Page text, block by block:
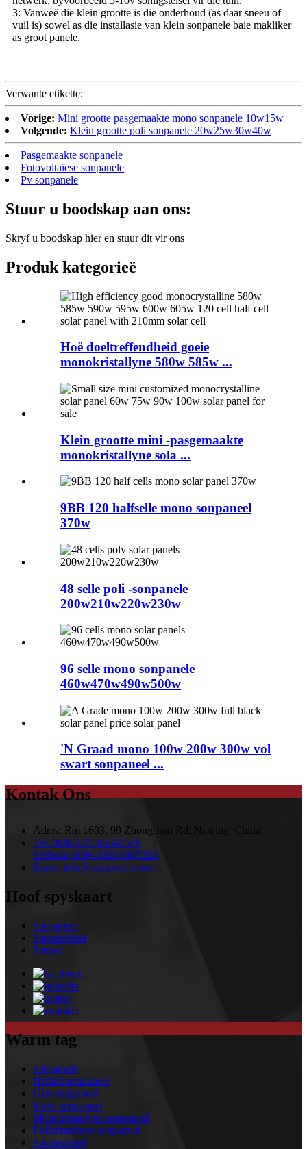
3: Vanweë die klein grootte is die onderhoud (as daar sneeu of
vuil is) sowel as die installasie van klein sonpanele baie makliker
as groot panele.
Verwante etikette:
Vorige: Mini grootte pasgemaakte mono sonpanele 10w15w
Volgende: Klein grootte poli sonpanele 20w25w30w40w
Pasgemaakte sonpanele
Fotovoltaïese sonpanele
Pv sonpanele
Stuur u boodskap aan ons:
Skryf u boodskap hier en stuur dit vir ons
Produk kategorieë
Hoë doeltreffendheid goeie
monokristallyne 580w 585w ...
Klein grootte mini -pasgemaakte
monokristallyne sola ...
9BB 120 halfselle mono sonpaneel
370w
48 selle poli -sonpanele
200w210w220w230w
96 selle mono sonpanele
460w470w490w500w
'N Graad mono 100w 200w 300w vol
swart sonpaneel ...
Kontak Ons
Adres: Rm 1603, 99 Zhongshan Rd, Nanjing, China.
Tel: 0086-025-85562529
Selfoon: 0086-13814007208
E-pos: info@amsosolar.com
Hoof spyskaart
Sonpaneel
Sonnestelsel
Sonsel
Warm tag
Sonpanele
Halfsel sonpaneel
Glas sonpaneel
Klein sonpaneel
Monokristallyne sonpaneel
Polikristallyne sonpaneel
Sonnestelsel